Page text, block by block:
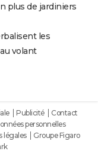
plus de jardiniers
les
volant
Publicité
Contact
personnelles
légales
Groupe Figaro